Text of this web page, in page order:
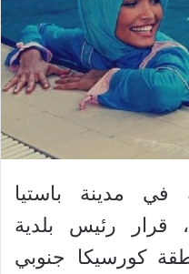
في مدينة باستيا
قرار رئيس بلدية
كورسيكا جنوبي